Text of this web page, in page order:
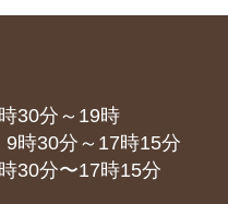
30分～19時
～17時15分
分〜17時15分